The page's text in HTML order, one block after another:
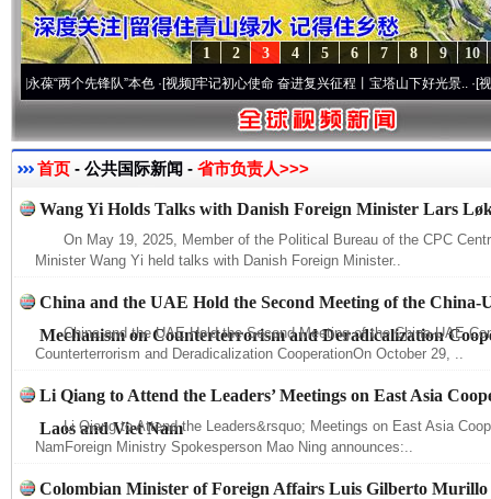
10
9
8
7
6
5
4
3
2
1
“两个先锋队”本色·[视频]牢记初心使命 奋进复兴征程丨宝塔山下好光景..·[视频]因
首页 - 公共国际新闻 - 省市负责人>>>
Wang Yi Holds Talks with Danish Foreign Minister Lars
On May 19, 2025, Member of the Political Bureau of the CPC
Minister Wang Yi held talks with Danish Foreign Minister..
China and the UAE Hold the Second Meeting of the China-
Mechanism on Counterterrorism and Deradicalization
China and the UAE Hold the Second Meeting of the China-UAE
Counterterrorism and Deradicalization CooperationOn October 29, ..
Li Qiang to Attend the Leaders’ Meetings on East Asia
Laos and Viet Nam
Li Qiang to Attend the Leaders&rsquo; Meetings on East Asia
NamForeign Ministry Spokesperson Mao Ning announces:..
Colombian Minister of Foreign Affairs Luis Gilberto